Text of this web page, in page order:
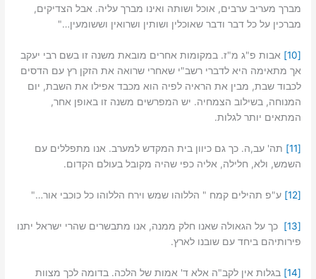
מברך מעריב ערבים, אוכל ושותה ואינו מברך עליה. אבל הצדיקים,
מברכין על כל דבר ודבר שאוכלין ושותין ושרואין וששומעין…"
[10]
אבות פ"ג מ"ז. במקומות אחרים מובאת משנה זו בשם רבי יעקב
אך מתאימה היא לדברי רשב"י שאחרי שרואה את הזקן רץ עם הדסים
לכבוד שבת, מבין את הראיה לפיה הוא מכבד אפילו את השבת, יום
המנוחה, בשילוב הצמחיה. יש המפרשים משנה זו באופן אחר,
המתאים יותר לגלות.
[11]
תה' עב,ה. כך גם כיוון בית המקדש למערב. אנו מתפללים עם
השמש, ולא, חלילה, אליה כפי שהיה מקובל בעולם הקדום.
[12] ע"פ תהילים קמח " הללוהו שמש וירח הללוהו כל כוכבי אור…"
[13]
כך על הגאולה שאנו חלק ממנה, אנו מתבשרים שהרי ישראל יתנו
פירותיהם ביחד עם שובנו לארץ.
[14]
בגלות אין לקב"ה אלא ד' אמות של הלכה. בדומה לכך מצוות